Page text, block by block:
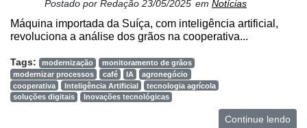
Postado por Redação 23/05/2025 em Notícias
Máquina importada da Suíça, com inteligência artificial,
revoluciona a análise dos grãos na cooperativa...
Tags: modernização
monitoramento de grãos
modernizar processos
café IA
agronegócio
cooperativa
Inteligência Artificial
tecnologia agrícola
soluções digitais
Inovações tecnológicas
Continue lendo